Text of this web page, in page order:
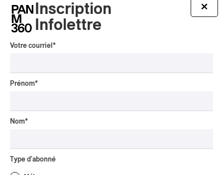
Place des Festivals
Par Frédéric Cardin
×
Inscription
Infolettre
Votre courriel *
Prénom*
Nom*
Type d'abonné